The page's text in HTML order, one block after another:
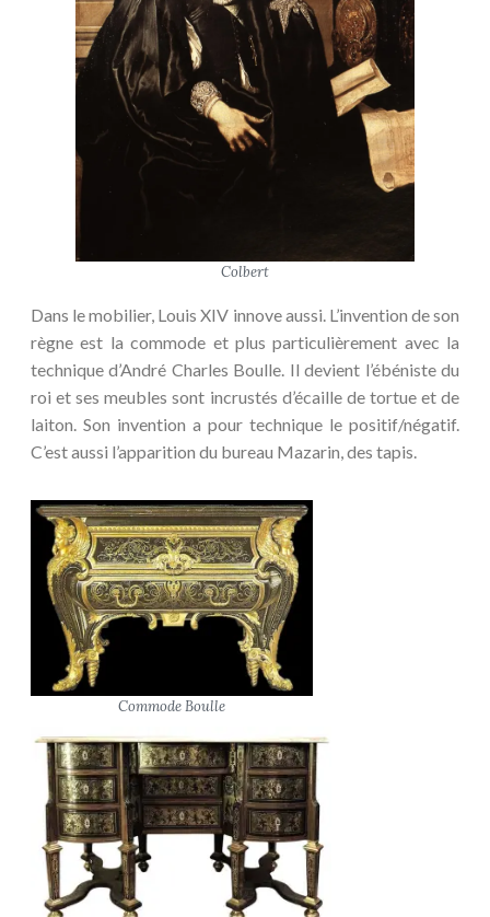
Colbert
Dans le mobilier, Louis XIV innove aussi. L’invention de son
règne est la commode et plus particulièrement avec la
technique d’André Charles Boulle. Il devient l’ébéniste du
roi et ses meubles sont incrustés d’écaille de tortue et de
laiton. Son invention a pour technique le positif/négatif.
C’est aussi l’apparition du bureau Mazarin, des tapis.
Commode Boulle